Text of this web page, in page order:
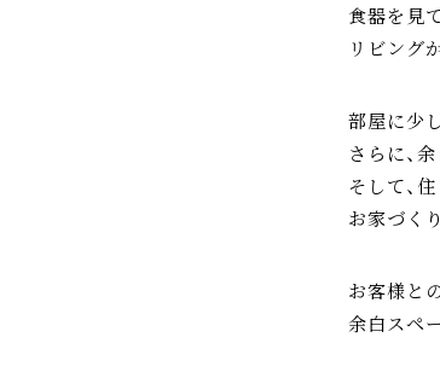
食器を見
リビング
部屋に少
さらに、
そして、
お家づく
お客様と
余白スペ